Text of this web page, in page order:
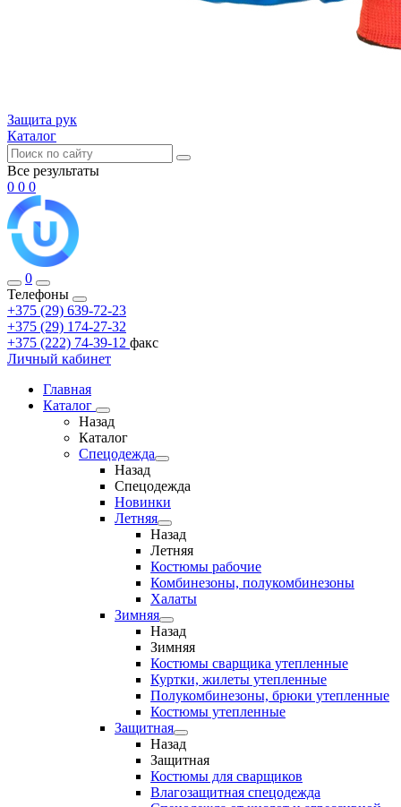
Защита рук
Каталог
Все результаты
0 0 0
0
Телефоны
+375 (29) 639-72-23
+375 (29) 174-27-32
+375 (222) 74-39-12 факс
Личный кабинет
Главная
Каталог
Назад
Каталог
Спецодежда
Назад
Спецодежда
Новинки
Летняя
Назад
Летняя
Костюмы рабочие
Комбинезоны, полукомбинезоны
Халаты
Зимняя
Назад
Зимняя
Костюмы сварщика утепленные
Куртки, жилеты утепленные
Полукомбинезоны, брюки утепленные
Костюмы утепленные
Защитная
Назад
Защитная
Костюмы для сварщиков
Влагозащитная спецодежда